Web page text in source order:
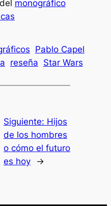
monográfico
Pablo Capel
reseña Star Wars
Siguiente: Hijos
de los hombres
o cómo el futuro
es hoy
→